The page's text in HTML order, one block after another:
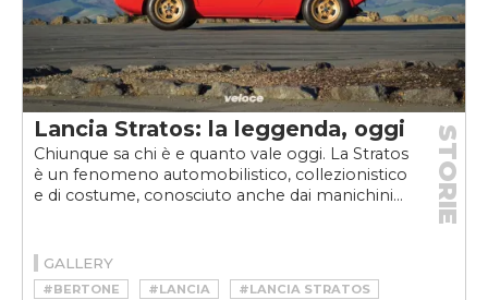
Lancia Stratos: la leggenda, oggi
Chiunque sa chi è e quanto vale oggi. La Stratos
è un fenomeno automobilistico, collezionistico
e di costume, conosciuto anche dai manichini...
STORIE
GALLERY
#BERTONE #LANCIA #LANCIA STRATOS